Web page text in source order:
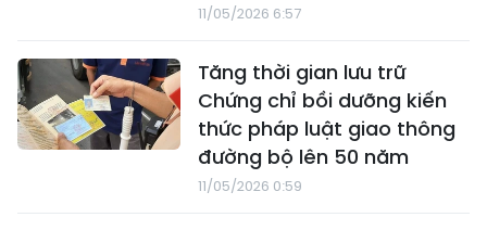
11/05/2026 6:57
Tăng thời gian lưu trữ
Chứng chỉ bồi dưỡng kiến
thức pháp luật giao thông
đường bộ lên 50 năm
11/05/2026 0:59